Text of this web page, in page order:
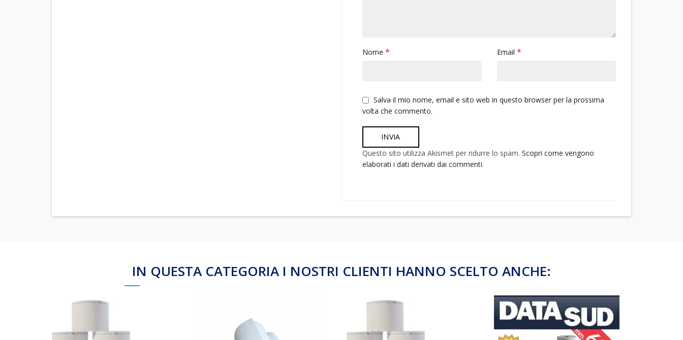
Nome * Email *
Salva il mio nome, email e sito web in questo browser per la prossima
volta che commento.
Alternative:
Questo sito utilizza Akismet per ridurre lo spam. Scopri come vengono
elaborati i dati derivati dai commenti.
IN QUESTA CATEGORIA I NOSTRI CLIENTI HANNO SCELTO ANCHE: